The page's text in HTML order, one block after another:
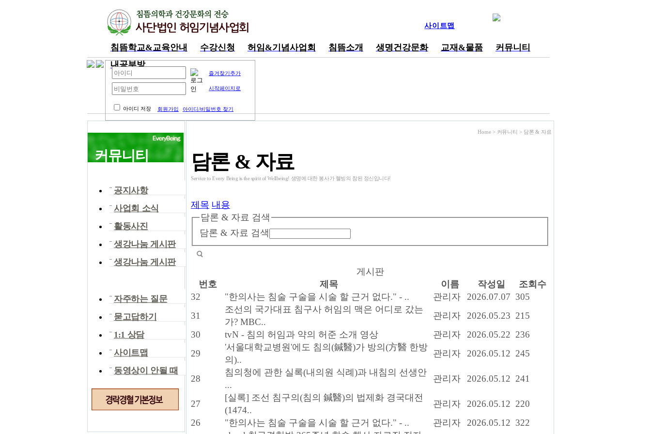
사이트맵
침뜸학교&교육안내 수강신청 허임&기념사업회 침뜸소개 생명건강문화 교재&물품
커뮤니티
내공부방
즐겨찾기추가
시작페이지로
아이디 저장 회원가입 아이디/비밀번호 찾기
커뮤니티
공지사항
사업회 소식
활동사진
생강나눔 게시판
생강나눔 게시판
자주하는 질문
묻고답하기
1:1 상담
사이트맵
동영상이 안될 때
담론 & 자료
Service to Every Being is the spirit of Wellbeing! 생명에 대한 봉사가 웰빙의 참된 정신입니다!
Home > 커뮤니티 > 담론 & 자료
제목 내용
담론 & 자료 검색
담론 & 자료 검색
게시판
번호
제목 이름 작성일
조회수
32
"한의사는 침술 구술을 시술 할 근거 없다." - .. 관리자 2026.07.07 305
31
조선의 국가대표 침구사 허임의 맥은 어디로 갔는
가? MBC..
관리자 2026.05.23 215
30
tvN - 침의 허임과 약의 허준 소개 영상 관리자 2026.05.22 236
29
'서울대학교병원'에도 침의(鍼醫)가 방의(方醫 한방
의)..
관리자 2026.05.12 245
28
침의청에 관한 실록(내의원 식례)과 내침의 선생안
...
관리자 2026.05.12 241
27
[실록] 조선 침구의(침의 鍼醫)의 법제화 경국대전
(1474..
관리자 2026.05.12 220
26
"한의사는 침술 구술을 시술 할 근거 없다." - .. 관리자 2026.05.12 322